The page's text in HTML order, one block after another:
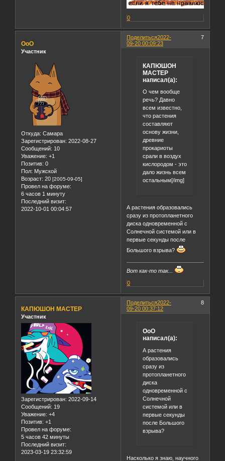
0
Поделиться 7
2022-
09-20 00:09:23
OoO
Участник
Откуда: Самара
Зарегистрирован: 2022-08-27
Сообщений: 10
Уважение: +1
Позитив: 0
Пол: Мужской
Возраст: 20 [2005-09-05]
Провел на форуме:
6 часов 1 минуту
Последний визит:
2022-10-01 00:04:57
КАПЮШОН
МАСТЕР
написал(а):
О чем вообще
речь? Давно
всем известно,
что растения
составляют
основу жизни,
древние
прокариоты
срали в воздух
кислородом - это
дало жизнь всем
остальным[/img]
А растения образовались
сразу из протопланетного
диска одновременной с
Солнечной системой или в
первые секунды после
Большого взрыва?
Вот как-то так...
0
Поделиться 8
2022-
09-20 00:37:12
КАПЮШОН МАСТЕР
Участник
Зарегистрирован: 2022-09-14
Сообщений: 19
Уважение: +4
Позитив: +1
Провел на форуме:
5 часов 42 минуты
Последний визит:
2023-03-19 23:32:59
OoO
написал(а):
А растения
образовались
сразу из
протопланетного
диска
одновременной с
Солнечной
системой или в
первые секунды
после Большого
взрыва?
Насколько я знаю, научного